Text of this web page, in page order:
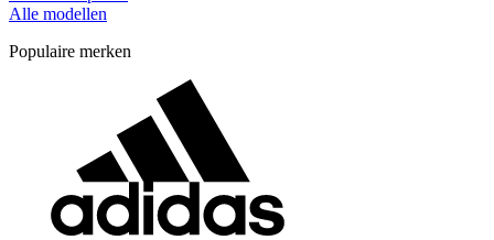
Alle modellen
Populaire merken